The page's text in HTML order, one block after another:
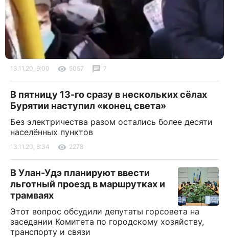
13.11.20, 9:00 5057 7
В пятницу 13-го сразу в нескольких сёлах
Бурятии наступил «конец света»
Без электричества разом остались более десяти
населённых пунктов
13.11.20, 8:34 2278
В Улан-Удэ планируют ввести
льготный проезд в маршрутках и
трамваях
Этот вопрос обсудили депутаты горсовета на
заседании Комитета по городскому хозяйству,
транспорту и связи